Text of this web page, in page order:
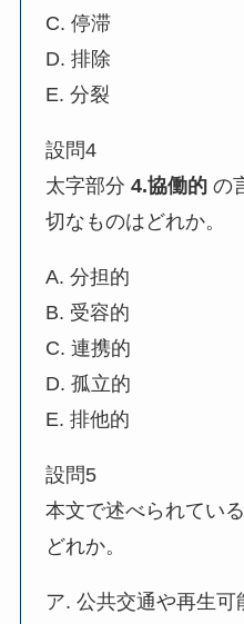
C. 停滞
D. 排除
E. 分裂
設問4
太字部分4.協働的 の
切なものはどれか。
A. 分担的
B. 受容的
C. 連携的
D. 孤立的
E. 排他的
設問5
本文で述べられてい
どれか。
ア. 公共交通や再生